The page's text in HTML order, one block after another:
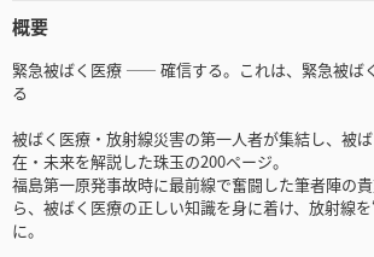
概要
緊急被ばく医療 ―― 確信する。これは、緊急被ば
る
被ばく医療・放射線災害の第一人者が集結し、被
在・未来を解説した珠玉の200ページ。
福島第一原発事故時に最前線で奮闘した筆者陣の
ら、被ばく医療の正しい知識を身に着け、放射線
に。